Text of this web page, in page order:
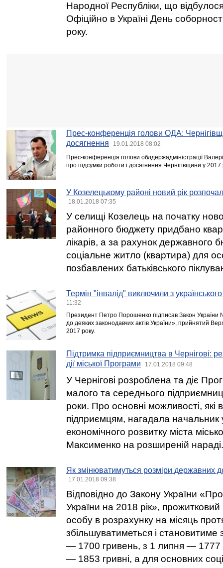
Народної Республіки, що
Офіційно в Україні День
року.
Прес-конференція голови ОДА:
досягнення
19.01.2018 08:02
Прес-конференція голови облдержадміністрації
про підсумки роботи і досягнення Чернігівщини у 2017
У Козелецькому районі новий рік
18.01.2018 07:35
У селищі Козелець на початку
районного бюджету придбано
лікарів, а за рахунок державного
соціальне житло (квартира) для
позбавлених батьківського
Термін "інвалід" виключили з
11:32
Президент Петро Порошенко підписав Закон
до деяких законодавчих актів України», прийнятий
2017 року.
Підтримка підприємництва в Чернігові:
дії міської Програми
17.01.2018 09:48
У Чернігові розроблена та діє
малого та середнього
роки. Про основні можливості, які
підприємцям, нагадала начальник
економічного розвитку міста
Максименко на розширеній нараді.
Як змінюватимуться розміри державних
17.01.2018 09:38
Відповідно до Закону України
України на 2018 рік»,
особу в розрахунку на місяць
збільшуватиметься і становитиме
— 1700 гривень, з 1 липня — 1777
— 1853 гривні, а для основних